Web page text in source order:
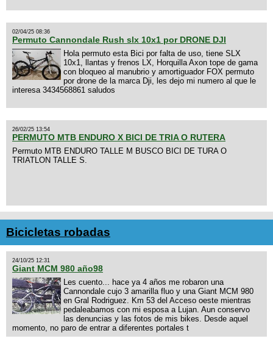
02/04/25 08:36
Permuto Cannondale Rush slx 10x1 por DRONE DJI
Hola permuto esta Bici por falta de uso, tiene SLX
10x1, llantas y frenos LX, Horquilla Axon tope de gama
con bloqueo al manubrio y amortiguador FOX permuto
por drone de la marca Dji, les dejo mi numero al que le
interesa 3434568861 saludos
26/02/25 13:54
PERMUTO MTB ENDURO X BICI DE TRIA O RUTERA
Permuto MTB ENDURO TALLE M BUSCO BICI DE TURA O
TRIATLON TALLE S.
Bicicletas robadas
24/10/25 12:31
Giant MCM 980 año98
Les cuento... hace ya 4 años me robaron una
Cannondale cujo 3 amarilla fluo y una Giant MCM 980
en Gral Rodriguez. Km 53 del Acceso oeste mientras
pedaleabamos con mi esposa a Lujan. Aun conservo
las denuncias y las fotos de mis bikes. Desde aquel
momento, no paro de entrar a diferentes portales t